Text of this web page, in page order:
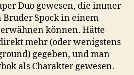
Duo gewesen, die immer
Spock in einem
können. Hätte
mehr (oder wenigstens
gegeben, und man
als Charakter gewesen.